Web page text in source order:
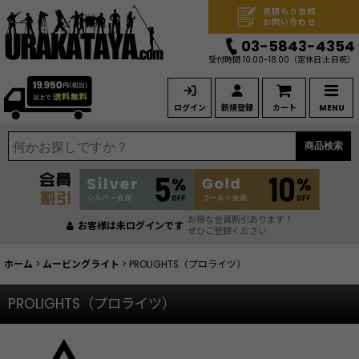
ログイン 新規登録 カート MENU
見積もり依頼
お問い合わせ
03-5843-4354
受付時間 10:00-18:00 （定休日:土日祝）
商品検索
お客様は未ログインです お得な会員割引あります！
ぜひご登録ください
ホーム > ムービングライト > PROLIGHTS（プロライツ）
PROLIGHTS（プロライツ）